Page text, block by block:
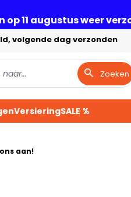
11 augustus weer
volgende dag verzonden
Zoeken
VersieringSALE %
aan!